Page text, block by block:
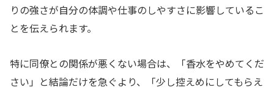
りの強さが自分の体調や仕事のしやすさに影響しているこ
とを伝えられます。
特に同僚との関係が悪くない場合は、「香水をやめてくだ
さい」と結論だけを急ぐより、「少し控えめにしてもらえ